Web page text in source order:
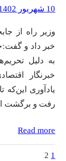
10 شهریور 1402
خبر داد و
به دلیل
خبرنگار
رفت و برگشت
Read more
1
2